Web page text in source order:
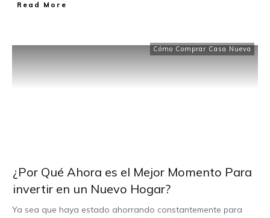
Read More
Cómo Comprar Casa Nueva
¿Por Qué Ahora es el Mejor Momento Para
invertir en un Nuevo Hogar?
Ya sea que haya estado ahorrando constantemente para